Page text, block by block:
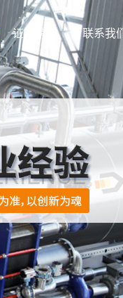
证书荣誉 联系我们